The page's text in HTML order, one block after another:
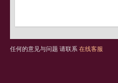
任何的意见与问题 请联系 在线客服